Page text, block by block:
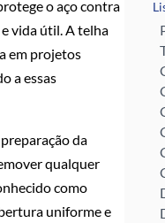
o aço contra
vida útil. A telha
em projetos
a essas
da
qualquer
como
uniforme e